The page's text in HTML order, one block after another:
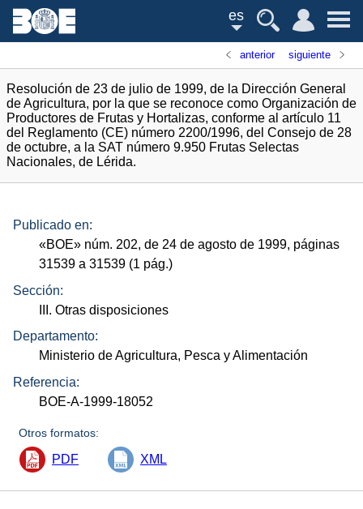
es
anterior siguiente
Resolución de 23 de julio de 1999, de la Dirección General
de Agricultura, por la que se reconoce como Organización de
Productores de Frutas y Hortalizas, conforme al artículo 11
del Reglamento (CE) número 2200/1996, del Consejo de 28
de octubre, a la SAT número 9.950 Frutas Selectas
Nacionales, de Lérida.
Publicado en:
«BOE» núm. 202, de 24 de agosto de 1999, páginas
31539 a 31539 (1 pág.)
Sección:
III. Otras disposiciones
Departamento:
Ministerio de Agricultura, Pesca y Alimentación
Referencia:
BOE-A-1999-18052
Otros formatos:
PDF XML